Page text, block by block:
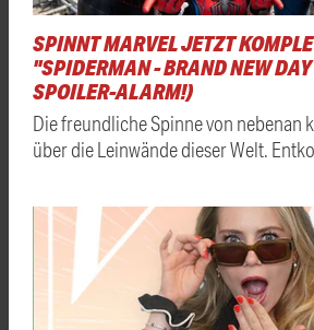
SPINNT MARVEL JETZT
"SPIDERMAN - BRAND NEW
SPOILER-ALARM!)
Die freundliche Spinne von nebenan
über die Leinwände dieser Welt.